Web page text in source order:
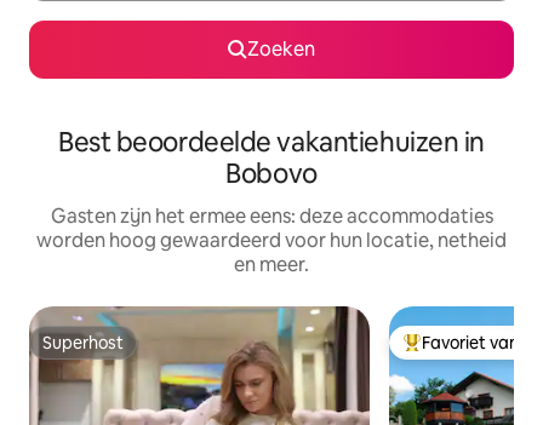
Zoeken
Best beoordeelde vakantiehuizen in
Bobovo
Gasten zijn het ermee eens: deze accommodaties
worden hoog gewaardeerd voor hun locatie, netheid
en meer.
Superhost
Superhost Topfavoriet van
Favoriet van